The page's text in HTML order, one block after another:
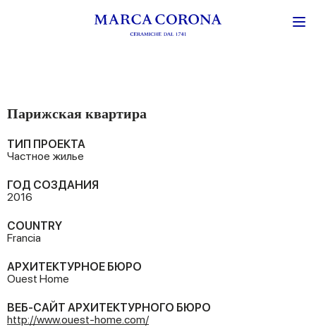
Парижская квартира
ТИП ПРОЕКТА
Частное жилье
ГОД СОЗДАНИЯ
2016
COUNTRY
Francia
АРХИТЕКТУРНОЕ БЮРО
Ouest Home
ВЕБ-САЙТ АРХИТЕКТУРНОГО БЮРО
http://www.ouest-home.com/